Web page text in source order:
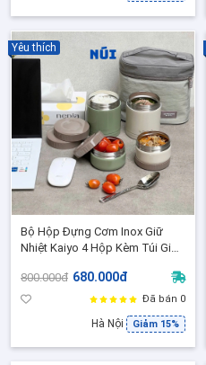
Bộ Hộp Đựng Cơm Inox Giữ
Nhiệt Kaiyo 4 Hộp Kèm Túi Giữ
Phòng Cao Cấp
800.000đ 680.000đ
Đã bán 0
Hà Nội Giảm 15%
Yêu thích